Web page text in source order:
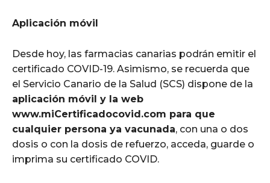
Aplicación móvil
Desde hoy, las farmacias canarias podrán emitir el
certificado COVID-19. Asimismo, se recuerda que
el Servicio Canario de la Salud (SCS) dispone de la
aplicación móvil y la web
www.miCertificadocovid.com para que
cualquier persona ya vacunada, con una o dos
dosis o con la dosis de refuerzo, acceda, guarde o
imprima su certificado COVID.